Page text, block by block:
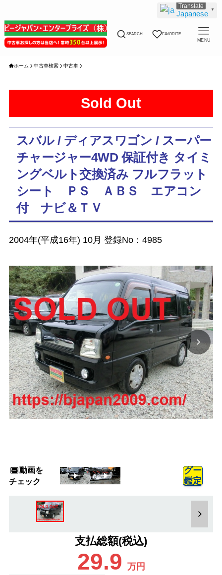
SEARCH FAVORITE
MENU
ホーム 中古車検索 中古車
Sold Out
スバル / ディアスワゴン / スーパー
チャージャー4WD 保証付き タイミ
ングベルト交換済み フルフラット
シート ＰＳ ＡＢＳ エアコン
付 ナビ＆ＴＶ
2004年(平成16年) 10月 登録No：4985
動画を
チェック
グー
鑑定
支払総額(税込)
29.9 万円
Japanese ▼